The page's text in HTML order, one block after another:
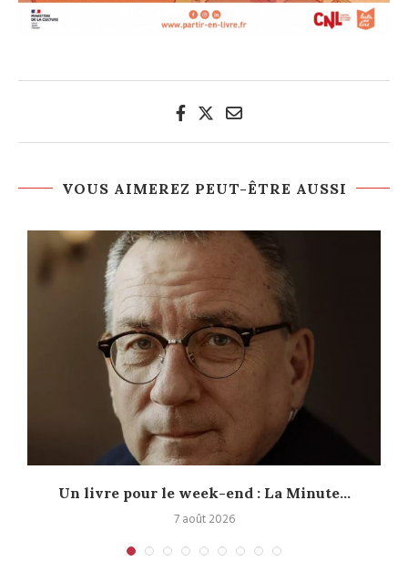
VOUS AIMEREZ PEUT-ÊTRE AUSSI
Un livre pour le week-end : La Minute...
7 août 2026